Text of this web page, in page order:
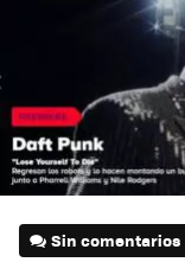
Sin comentarios